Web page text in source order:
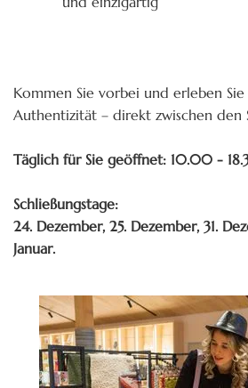
Kommen Sie vorbei und erleben
Authentizität – direkt zwischen den
Täglich für Sie geöffnet: 10.00 -
Schließungstage:
24. Dezember, 25. Dezember, 31.
Januar.